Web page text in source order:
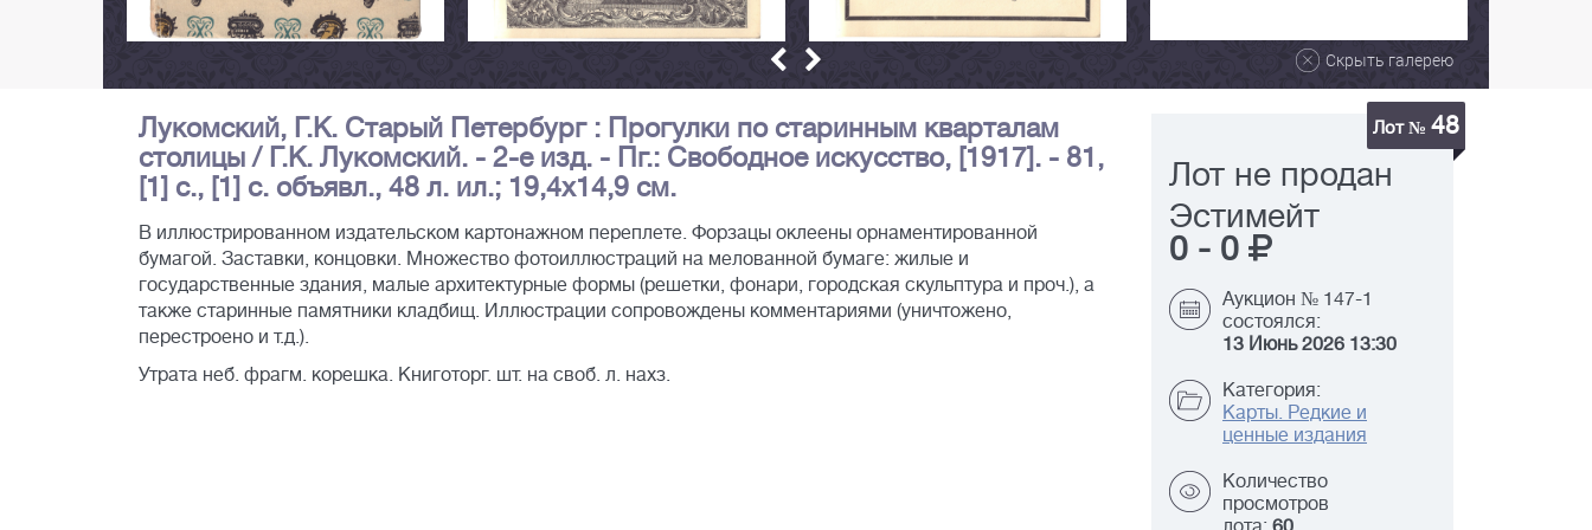
Скрыть галерею
Лукомский, Г.К. Старый Петербург : Прогулки по старинным кварталам
столицы / Г.К. Лукомский. - 2-е изд. - Пг.: Свободное искусство, [1917]. - 81,
[1] с., [1] с. объявл., 48 л. ил.; 19,4х14,9 см.
В иллюстрированном издательском картонажном переплете. Форзацы оклеены орнаментированной
бумагой. Заставки, концовки. Множество фотоиллюстраций на мелованной бумаге: жилые и
государственные здания, малые архитектурные формы (решетки, фонари, городская скульптура и проч.), а
также старинные памятники кладбищ. Иллюстрации сопровождены комментариями (уничтожено,
перестроено и т.д.).
Утрата неб. фрагм. корешка. Книготорг. шт. на своб. л. нахз.
Лот № 48
Лот не продан
Эстимейт
0 - 0
Аукцион № 147-1
состоялся:
13 Июнь 2026 13:30
Категория:
Карты. Редкие и
ценные издания
Количество
просмотров